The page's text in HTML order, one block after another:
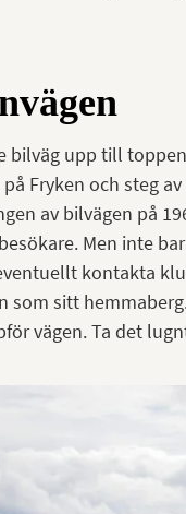
bilväg upp till
Fryken och steg
av bilvägen på
Men inte
kontakta
som sitt
vägen. Ta det